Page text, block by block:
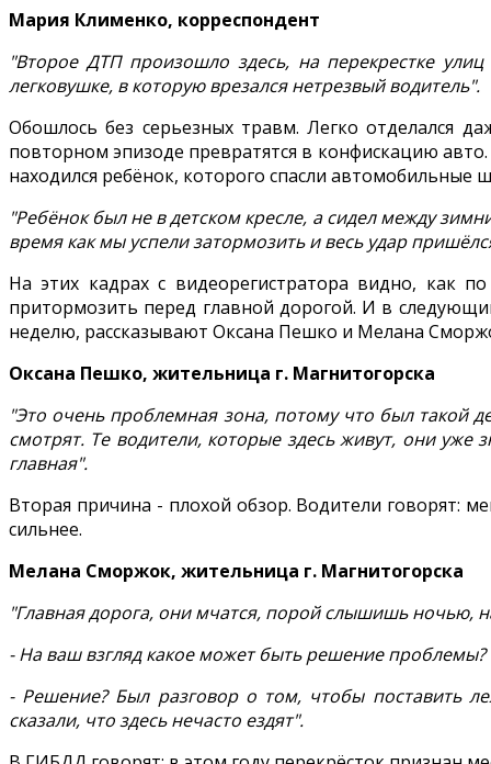
Мария Клименко, корреспондент
"Второе ДТП произошло здесь, на перекрестке
легковушке, в которую врезался нетрезвый водитель".
Обошлось без серьезных травм. Легко отделался
повторном эпизоде превратятся в конфискацию
находился ребёнок, которого спасли автомобильные
"Ребёнок был не в детском кресле, а сидел между
время как мы успели затормозить и весь удар
На этих кадрах с видеорегистратора видно, как
притормозить перед главной дорогой. И в
неделю, рассказывают Оксана Пешко и Мелана
Оксана Пешко, жительница г. Магнитогорска
"Это очень проблемная зона, потому что был такой
смотрят. Те водители, которые здесь живут, они уже
главная".
Вторая причина - плохой обзор. Водители говорят:
сильнее.
Мелана Сморжок, жительница г. Магнитогорска
"Главная дорога, они мчатся, порой слышишь ночью,
- На ваш взгляд какое может быть решение проблемы?
- Решение? Был разговор о том, чтобы поставить
сказали, что здесь нечасто ездят".